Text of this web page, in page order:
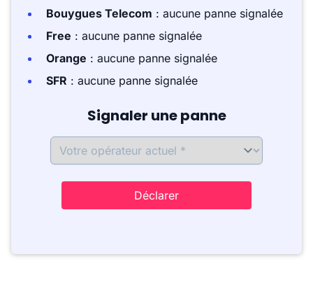
Bouygues Telecom : aucune panne signalée
Free : aucune panne signalée
Orange : aucune panne signalée
SFR : aucune panne signalée
Signaler une panne
Déclarer